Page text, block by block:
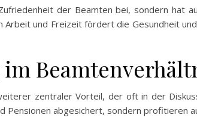
der Beamten bei, sondern hat
Arbeit und Freizeit fördert die Gesundheit
zentraler Vorteil, der oft in der
Pensionen abgesichert, sondern profitieren